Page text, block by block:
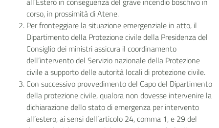
corso, in prossimità di Atene.
Per fronteggiare la situazione emergenziale in atto, il
Dipartimento della Protezione civile della Presidenza del
Consiglio dei ministri assicura il coordinamento
dell’intervento del Servizio nazionale della Protezione
civile a supporto delle autorità locali di protezione civile.
Con successivo provvedimento del Capo del Dipartimento
della protezione civile, qualora non dovesse intervenire la
dichiarazione dello stato di emergenza per intervento
all’estero, ai sensi dell’articolo 24, comma 1, e 29 del